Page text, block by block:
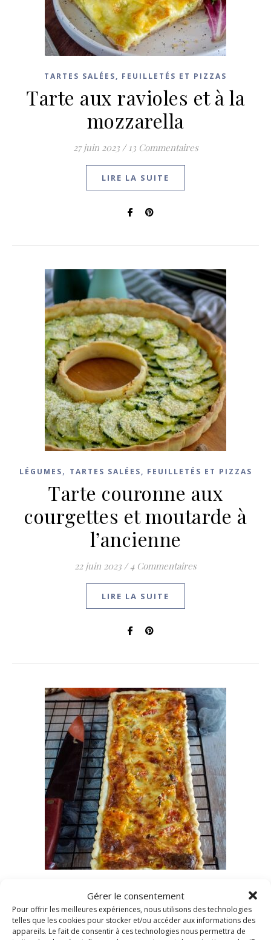
Gérer le consentement
Pour offrir les meilleures expériences, nous utilisons des technologies
telles que les cookies pour stocker et/ou accéder aux informations des
appareils. Le fait de consentir à ces technologies nous permettra de
TARTES SALÉES, FEUILLETÉS ET PIZZAS
Tarte aux ravioles et à la
mozzarella
27 juin 2023 / 13 Commentaires
LIRE LA SUITE
LÉGUMES, TARTES SALÉES, FEUILLETÉS ET PIZZAS
Tarte couronne aux
courgettes et moutarde à
l’ancienne
22 juin 2023 / 4 Commentaires
LIRE LA SUITE
TARTES SALÉES, FEUILLETÉS ET PIZZAS
Tarte au potimarron et au
bacon